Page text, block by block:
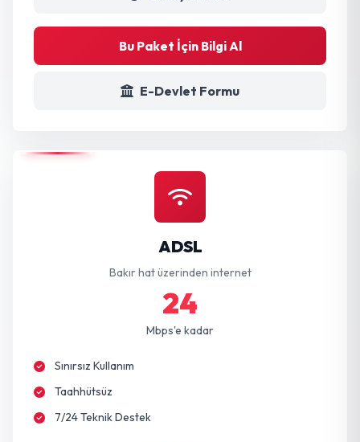
Bu Paket İçin Bilgi Al
E-Devlet Formu
ADSL
Bakır hat üzerinden internet
24
Mbps'e kadar
Sınırsız Kullanım
Taahhütsüz
7/24 Teknik Destek